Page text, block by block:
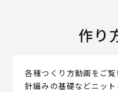
作り
各種つくり方動画をご
針編みの基礎などニッ